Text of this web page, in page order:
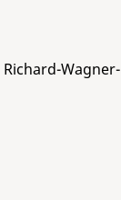
Wagner-